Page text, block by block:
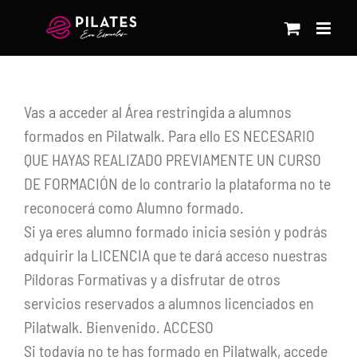
contenido
Vas a acceder al Área restringida a alumnos
formados en Pilatwalk. Para ello ES NECESARIO
QUE HAYAS REALIZADO PREVIAMENTE UN CURSO
DE FORMACIÓN de lo contrario la plataforma no te
reconocerá como Alumno formado.
Si ya eres alumno formado inicia sesión y podrás
adquirir la LICENCIA que te dará acceso nuestras
Píldoras Formativas y a disfrutar de otros
servicios reservados a alumnos licenciados en
Pilatwalk. Bienvenido. ACCESO
Si todavía no te has formado en Pilatwalk, accede